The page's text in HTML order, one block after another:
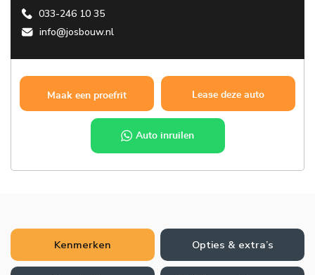
033-246 10 35
info@josbouw.nl
Maak een proefrit Lease deze auto
Auto inruilen
Kenmerken Opties & extra’s